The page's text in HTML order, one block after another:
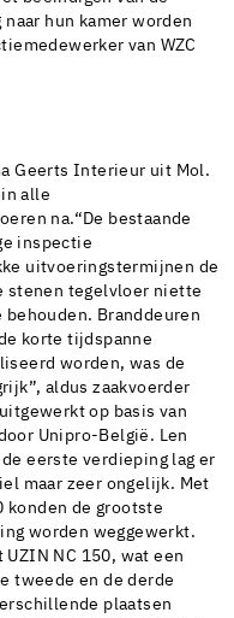
hun kamer worden
van WZC
Geerts Interieur uit Mol.
alle
na.“De bestaande
inspectie
uitvoeringstermijnen de
stenen tegelvloer niette
Branddeuren
korte tijdspanne
worden, was de
aldus zaakvoerder
op basis van
Unipro-België. Len
de eerste verdieping lag er
maar zeer ongelijk. Met
konden de grootste
worden weggewerkt.
NC 150, wat een
tweede en de derde
plaatsen